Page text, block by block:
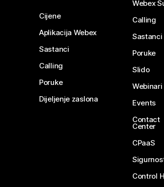
Cijene
Aplikacija Webex
Sastanci
Calling
Poruke
Dijeljenje zaslona
Webex
Calling
Sastanci
Poruke
Slido
Webinari
Events
Contact
Center
CPaaS
Control